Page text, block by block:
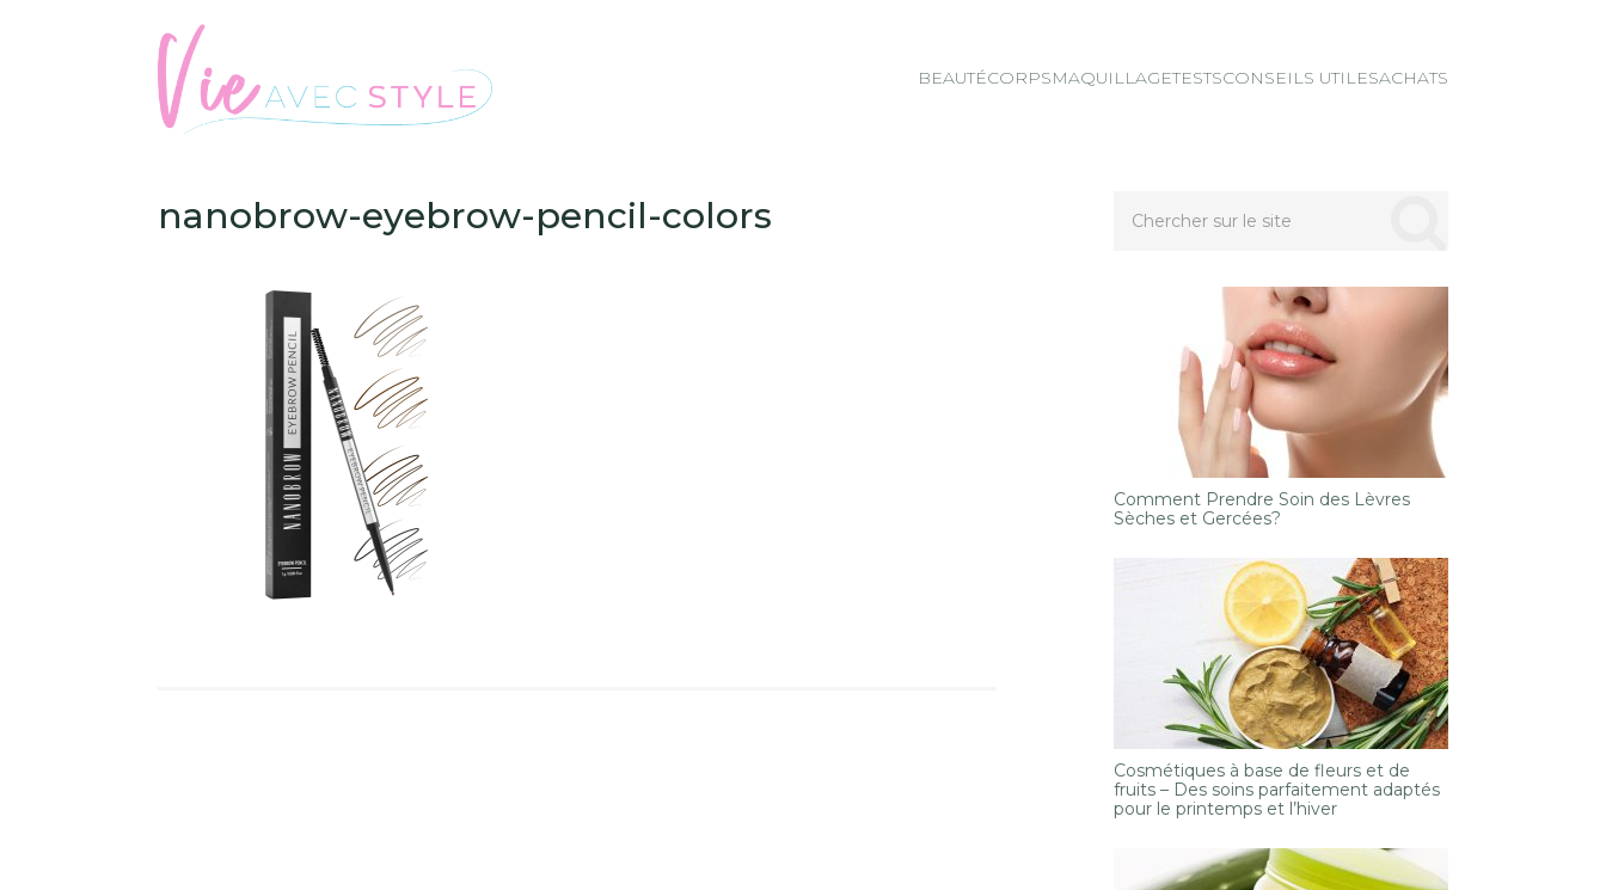
BEAUTÉCORPSMAQUILLAGETESTSCONSEILS UTILESACHATS
nanobrow-eyebrow-pencil-colors
Comment Prendre Soin des Lèvres
Sèches et Gercées?
Cosmétiques à base de fleurs et de
fruits – Des soins parfaitement adaptés
pour le printemps et l’hiver